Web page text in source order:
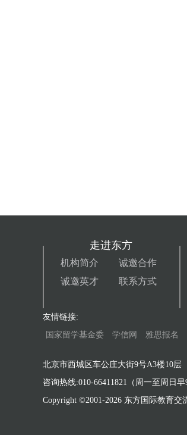
走进东方
机构简介
诚邀合作
诚邀英才
联系方式
友情链接:
国家留学基金委
学信网 雅思报名
北京市西城区车公庄大街9号A3楼10层
咨询热线:010-66411821（周一至周日早
Copyright ©2001-2026 东方国际教育交